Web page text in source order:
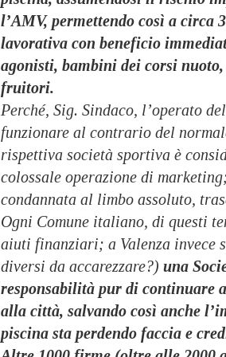
l’AMV, permettendo così a circa
lavorativa con beneficio
agonisti, bambini dei corsi
fruitori.
Perché, Sig. Sindaco, l’operato
funzionare al contrario del
rispettiva società sportiva è
colossale operazione di
condannata al limbo assoluto,
Ogni Comune italiano, di questi
aiuti finanziari; a Valenza invece
diversi da accarezzare?) una
responsabilità pur di continuare
alla città, salvando così anche
piscina sta perdendo faccia e